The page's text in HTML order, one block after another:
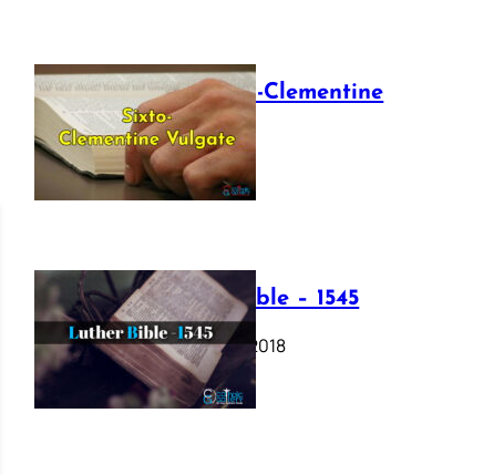
The Sixto-Clementine
Vulgate
July 12, 2025
Luther Bible – 1545
October 17, 2018